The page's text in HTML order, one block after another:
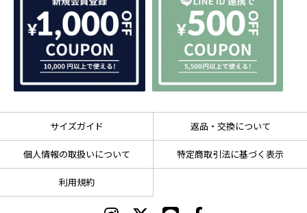
サイズガイド 返品・交換について
個人情報の取扱いについて 特定商取引法に基づく表示
利用規約